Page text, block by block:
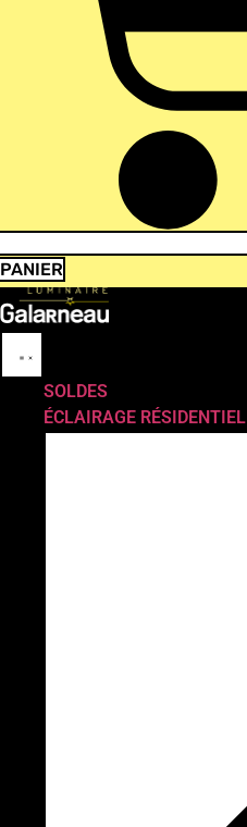
PANIER
SOLDES
ÉCLAIRAGE RÉSIDENTIEL